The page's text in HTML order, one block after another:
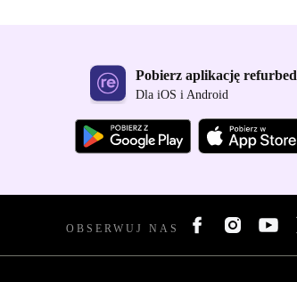
Pobierz aplikację refurbed
Dla iOS i Android
OBSERWUJ NAS